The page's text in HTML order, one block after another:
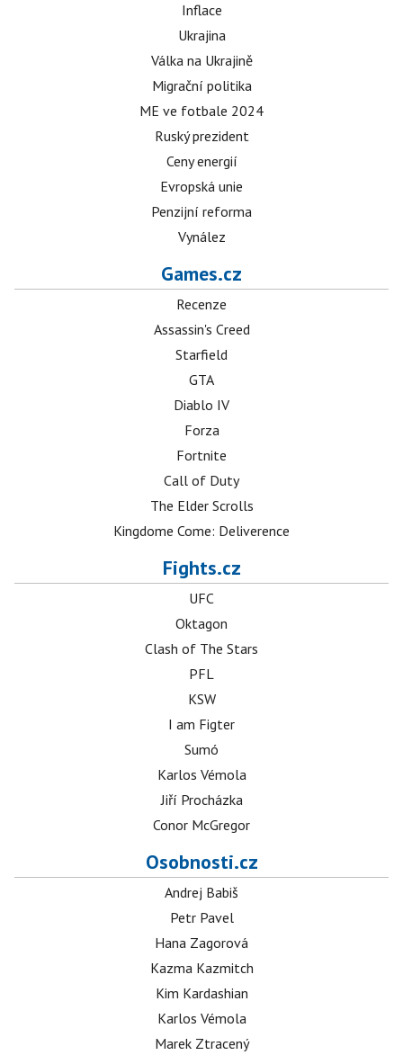
Inflace
Ukrajina
Válka na Ukrajině
Migrační politika
ME ve fotbale 2024
Ruský prezident
Ceny energií
Evropská unie
Penzijní reforma
Vynález
Games.cz
Recenze
Assassin's Creed
Starfield
GTA
Diablo IV
Forza
Fortnite
Call of Duty
The Elder Scrolls
Kingdome Come: Deliverence
Fights.cz
UFC
Oktagon
Clash of The Stars
PFL
KSW
I am Figter
Sumó
Karlos Vémola
Jiří Procházka
Conor McGregor
Osobnosti.cz
Andrej Babiš
Petr Pavel
Hana Zagorová
Kazma Kazmitch
Kim Kardashian
Karlos Vémola
Marek Ztracený